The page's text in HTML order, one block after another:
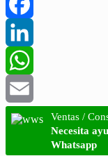
Facebook
LinkedIn
WhatsApp
Email
Ventas /
Necesita
Whatsapp